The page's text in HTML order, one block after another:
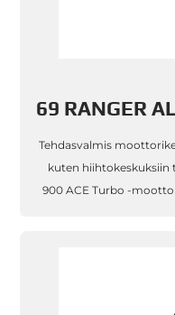
69 RANGER
Tehdasvalmis
kuten hiihtokeskuksiin
900 ACE Turbo -